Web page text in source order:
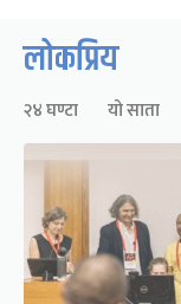
लोकप्रिय
२४ घण्टा यो साता